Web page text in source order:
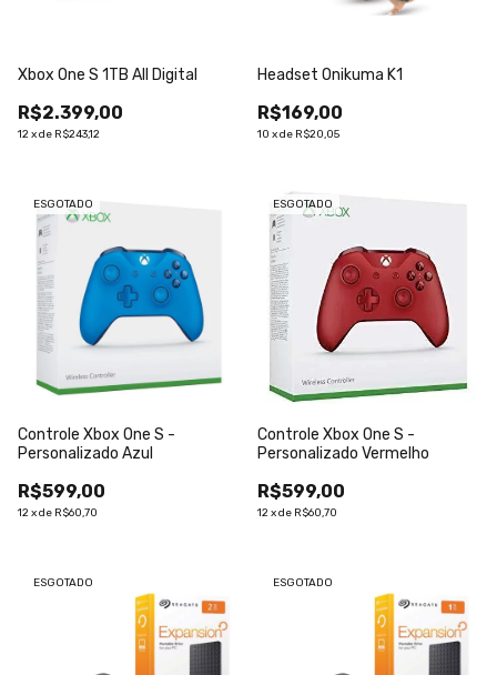
Xbox One S 1TB All Digital
R$2.399,00
12xde R$243,12
Headset Onikuma K1
R$169,00
10 xde R$20,05
ESGOTADO
Controle Xbox One S -
Personalizado Azul
R$599,00
12xde R$60,70
ESGOTADO
Controle Xbox One S -
Personalizado Vermelho
R$599,00
12xde R$60,70
ESGOTADO ESGOTADO